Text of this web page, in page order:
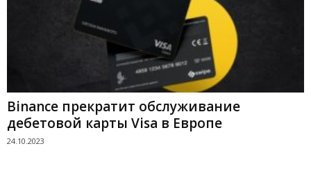
Binance прекратит обслуживание
дебетовой карты Visa в Европе
24.10.2023